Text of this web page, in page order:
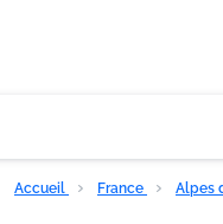
Accueil France Alpes